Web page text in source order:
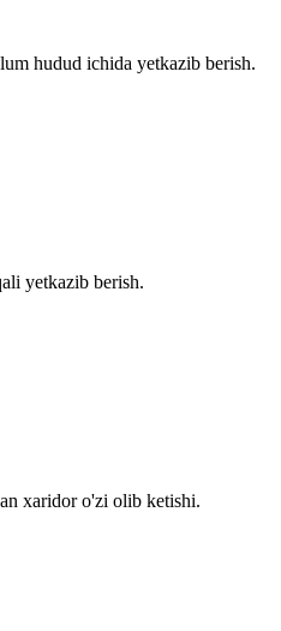
hudud ichida yetkazib berish.
yetkazib berish.
xaridor o'zi olib ketishi.